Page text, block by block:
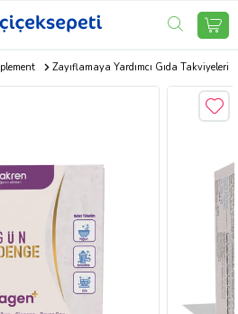
Zayıflamaya Yardımcı Gıda Takviyeleri